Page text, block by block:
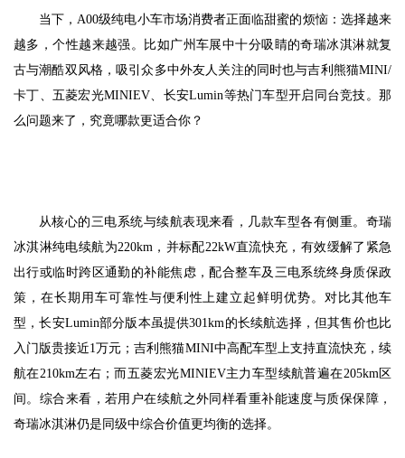
当下，A00级纯电小车市场消费者正面临甜蜜的烦恼：选择越来
越多，个性越来越强。比如广州车展中十分吸睛的奇瑞冰淇淋就复
古与潮酷双风格，吸引众多中外友人关注的同时也与吉利熊猫MINI/
卡丁、五菱宏光MINIEV、长安Lumin等热门车型开启同台竞技。那
么问题来了，究竟哪款更适合你？
从核心的三电系统与续航表现来看，几款车型各有侧重。奇瑞
冰淇淋纯电续航为220km，并标配22kW直流快充，有效缓解了紧急
出行或临时跨区通勤的补能焦虑，配合整车及三电系统终身质保政
策，在长期用车可靠性与便利性上建立起鲜明优势。对比其他车
型，长安Lumin部分版本虽提供301km的长续航选择，但其售价也比
入门版贵接近1万元；吉利熊猫MINI中高配车型上支持直流快充，续
航在210km左右；而五菱宏光MINIEV主力车型续航普遍在205km区
间。综合来看，若用户在续航之外同样看重补能速度与质保保障，
奇瑞冰淇淋仍是同级中综合价值更均衡的选择。